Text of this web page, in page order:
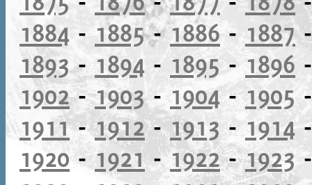
1884 - 1885-1886- 1887
1893- 1894 - 1895 - 1896
1902-1903-1904-1905
1911-1912-1913 -1914
1920 - 1921-1922-1923